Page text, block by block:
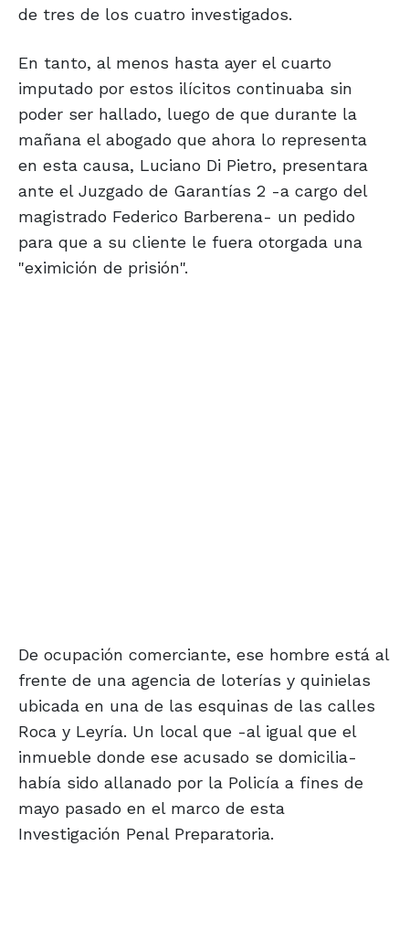
de tres de los cuatro investigados.
En tanto, al menos hasta ayer el cuarto
imputado por estos ilícitos continuaba sin
poder ser hallado, luego de que durante la
mañana el abogado que ahora lo representa
en esta causa, Luciano Di Pietro, presentara
ante el Juzgado de Garantías 2 -a cargo del
magistrado Federico Barberena- un pedido
para que a su cliente le fuera otorgada una
"eximición de prisión".
De ocupación comerciante, ese hombre está al
frente de una agencia de loterías y quinielas
ubicada en una de las esquinas de las calles
Roca y Leyría. Un local que -al igual que el
inmueble donde ese acusado se domicilia-
había sido allanado por la Policía a fines de
mayo pasado en el marco de esta
Investigación Penal Preparatoria.